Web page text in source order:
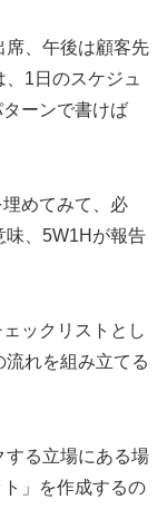
席、午後は顧客先
1日のスケジュ
ーンで書けば
めてみて、必
味、5W1Hが報告
ックリストとし
れを組み立てる
する立場にある場
」を作成するの